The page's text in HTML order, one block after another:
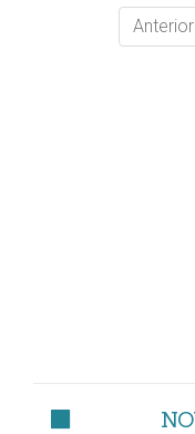
Anterior